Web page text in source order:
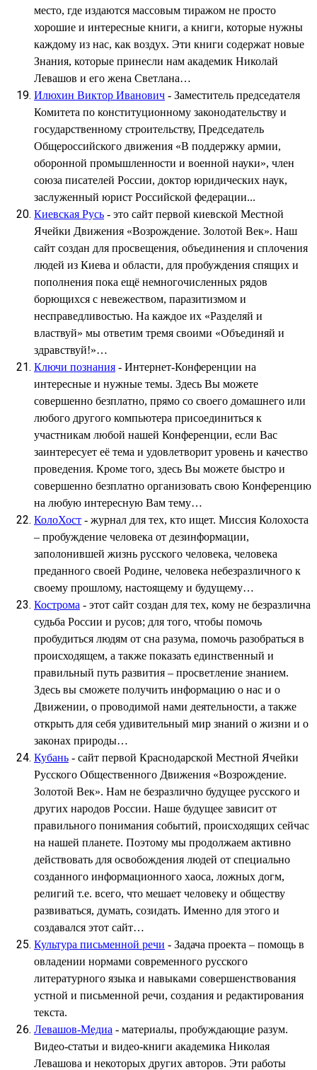
место, где издаются массовым тиражом не просто
хорошие и интересные книги, а книги, которые нужны
каждому из нас, как воздух. Эти книги содержат новые
Знания, которые принесли нам академик Николай
Левашов и его жена Светлана…
Илюхин Виктор Иванович - Заместитель председателя
Комитета по конституционному законодательству и
государственному строительству, Председатель
Общероссийского движения «В поддержку армии,
оборонной промышленности и военной науки», член
союза писателей России, доктор юридических наук,
заслуженный юрист Российской федерации...
Киевская Русь - это сайт первой киевской Местной
Ячейки Движения «Возрождение. Золотой Век». Наш
сайт создан для просвещения, объединения и сплочения
людей из Киева и области, для пробуждения спящих и
пополнения пока ещё немногочисленных рядов
борющихся с невежеством, паразитизмом и
несправедливостью. На каждое их «Разделяй и
властвуй» мы ответим тремя своими «Объединяй и
здравствуй!»…
Ключи познания - Интернет-Конференции на
интересные и нужные темы. Здесь Вы можете
совершенно безплатно, прямо со своего домашнего или
любого другого компьютера присоединиться к
участникам любой нашей Конференции, если Вас
заинтересует её тема и удовлетворит уровень и качество
проведения. Кроме того, здесь Вы можете быстро и
совершенно безплатно организовать свою Конференцию
на любую интересную Вам тему…
КолоХост - журнал для тех, кто ищет. Миссия Колохоста
– пробуждение человека от дезинформации,
заполонившей жизнь русского человека, человека
преданного своей Родине, человека небезразличного к
своему прошлому, настоящему и будущему…
Кострома - этот сайт создан для тех, кому не безразлична
судьба России и русов; для того, чтобы помочь
пробудиться людям от сна разума, помочь разобраться в
происходящем, а также показать единственный и
правильный путь развития – просветление знанием.
Здесь вы сможете получить информацию о нас и о
Движении, о проводимой нами деятельности, а также
открыть для себя удивительный мир знаний о жизни и о
законах природы…
Кубань - сайт первой Краснодарской Местной Ячейки
Русского Общественного Движения «Возрождение.
Золотой Век». Нам не безразлично будущее русского и
других народов России. Наше будущее зависит от
правильного понимания событий, происходящих сейчас
на нашей планете. Поэтому мы продолжаем активно
действовать для освобождения людей от специально
созданного информационного хаоса, ложных догм,
религий т.е. всего, что мешает человеку и обществу
развиваться, думать, созидать. Именно для этого и
создавался этот сайт…
Культура письменной речи - Задача проекта – помощь в
овладении нормами современного русского
литературного языка и навыками совершенствования
устной и письменной речи, создания и редактирования
текста.
Левашов-Медиа - материалы, пробуждающие разум.
Видео-статьи и видео-книги академика Николая
Левашова и некоторых других авторов. Эти работы